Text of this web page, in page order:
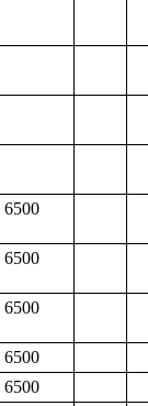
6500
6500
6500
6500
6500